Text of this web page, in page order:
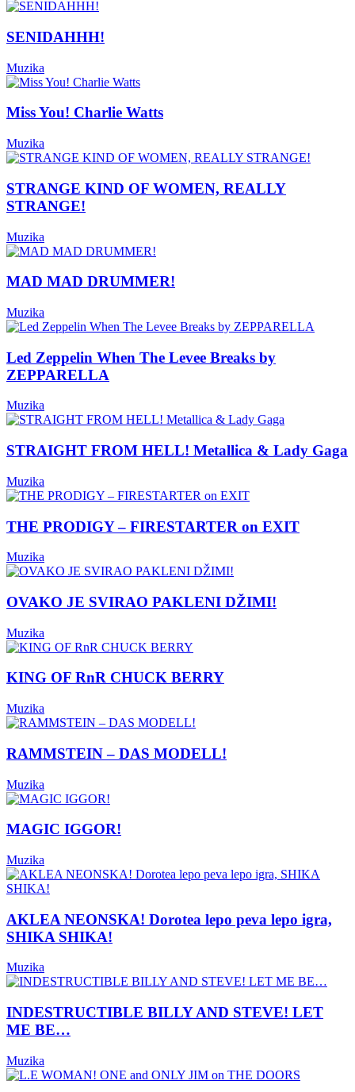
SENIDAHHH!
Muzika
Miss You! Charlie Watts
Muzika
STRANGE KIND OF WOMEN, REALLY
STRANGE!
Muzika
MAD MAD DRUMMER!
Muzika
Led Zeppelin When The Levee Breaks by
ZEPPARELLA
Muzika
STRAIGHT FROM HELL! Metallica & Lady Gaga
Muzika
THE PRODIGY – FIRESTARTER on EXIT
Muzika
OVAKO JE SVIRAO PAKLENI DŽIMI!
Muzika
KING OF RnR CHUCK BERRY
Muzika
RAMMSTEIN – DAS MODELL!
Muzika
MAGIC IGGOR!
Muzika
AKLEA NEONSKA! Dorotea lepo peva lepo igra,
SHIKA SHIKA!
Muzika
INDESTRUCTIBLE BILLY AND STEVE! LET
ME BE…
Muzika